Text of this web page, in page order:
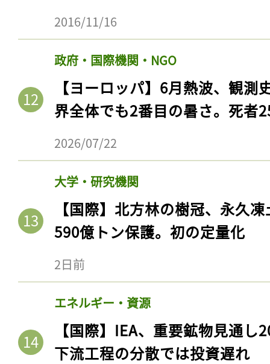
2016/11/16
政府・国際機関・NGO
【ヨーロッパ】6月熱波、観
界全体でも2番目の暑さ。死者
2026/07/22
大学・研究機関
【国際】北方林の樹冠、永久
590億トン保護。初の定量化
2日前
エネルギー・資源
【国際】IEA、重要鉱物見通
下流工程の分散では投資遅れ